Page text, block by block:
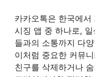
카카오톡은 한국에
시징 앱 중 하나로,
들과의 소통까지 다
이처럼 중요한 커뮤
친구를 삭제하거나